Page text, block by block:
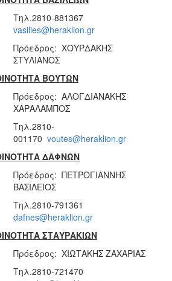
Τηλ.2810-881367
vasilies@heraklion.gr
Πρόεδρος: ΧΟΥΡΔΑΚΗΣ
ΣΤΥΛΙΑΝΟΣ
ΒΟΥΤΩΝ
Πρόεδρος: ΑΛΟΓΔΙΑΝΑΚΗΣ
ΧΑΡΑΛΑΜΠΟΣ
Τηλ.2810-
001170 voutes@heraklion.gr
ΔΑΦΝΩΝ
Πρόεδρος: ΠΕΤΡΟΓΙΑΝΝΗΣ
ΒΑΣΙΛΕΙΟΣ
Τηλ.2810-791361
dafnes@heraklion.gr
ΣΤΑΥΡΑΚΙΩΝ
Πρόεδρος: ΧΙΩΤΑΚΗΣ ΖΑΧΑΡΙΑΣ
Τηλ.2810-721470